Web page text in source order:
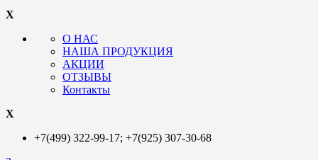
X
О НАС
НАША ПРОДУКЦИЯ
АКЦИИ
ОТЗЫВЫ
Контакты
X
+7(499) 322-99-17; +7(925) 307-30-68